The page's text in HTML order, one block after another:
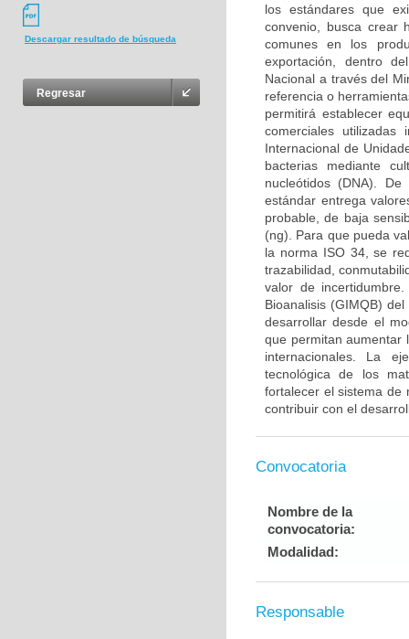
Descargar resultado de búsqueda
Regresar
los estándares que
convenio, busca crear
comunes en los
exportación, dentro
Nacional a través del
referencia o
permitirá establecer
comerciales utilizadas
Internacional de
bacterias mediante
nucleótidos (DNA).
estándar entrega
probable, de baja
(ng). Para que pueda
la norma ISO 34, se
trazabilidad,
valor de
Bioanalisis (GIMQB)
desarrollar desde el
que permitan aumentar
internacionales. La
tecnológica de los
fortalecer el sistema de
contribuir con el
Convocatoria
Nombre de la
convocatoria:
Modalidad:
Responsable